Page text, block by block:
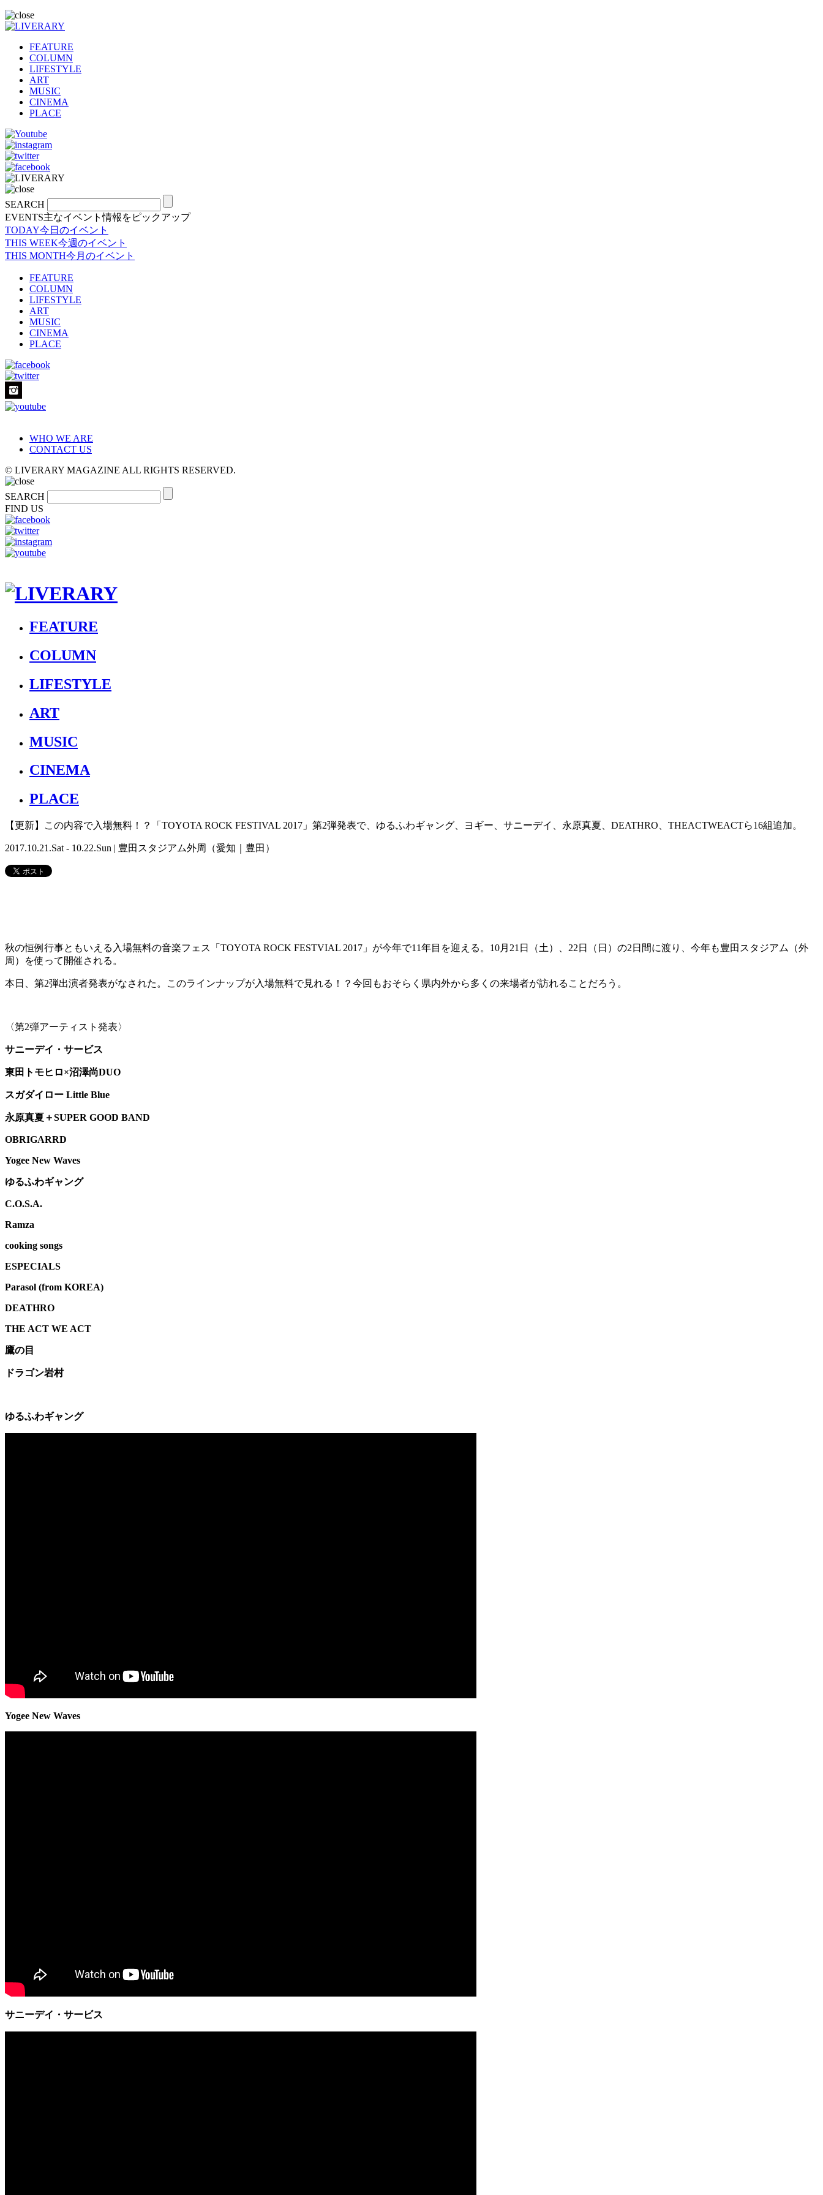
FEATURE
COLUMN
LIFESTYLE
ART
MUSIC
CINEMA
PLACE
SEARCH
EVENTS主なイベント情報をピックアップ
TODAY今日のイベント
THIS WEEK今週のイベント
THIS MONTH今月のイベント
FEATURE
COLUMN
LIFESTYLE
ART
MUSIC
CINEMA
PLACE
WHO WE ARE
CONTACT US
© LIVERARY MAGAZINE ALL RIGHTS RESERVED.
SEARCH
FIND US
FEATURE
COLUMN
LIFESTYLE
ART
MUSIC
CINEMA
PLACE
【更新】この内容で入場無料！？「TOYOTA ROCK FESTIVAL 2017」第2弾発表で、ゆるふわギャング、ヨギー、サニーデイ、永原真夏、DEATHRO、THEACTWEACTら16組追加。
2017.10.21.Sat - 10.22.Sun | 豊田スタジアム外周（愛知｜豊田）
秋の恒例行事ともいえる入場無料の音楽フェス「TOYOTA ROCK FESTVIAL 2017」が今年で11年目を迎える。10月21日（土）、22日（日）の2日間に渡り、今年も豊田スタジアム（外
周）を使って開催される。
本日、第2弾出演者発表がなされた。このラインナップが入場無料で見れる！？今回もおそらく県内外から多くの来場者が訪れることだろう。
〈第2弾アーティスト発表〉
サニーデイ・サービス
東田トモヒロ×沼澤尚DUO
スガダイロー Little Blue
永原真夏＋SUPER GOOD BAND
OBRIGARRD
Yogee New Waves
ゆるふわギャング
C.O.S.A.
Ramza
cooking songs
ESPECIALS
Parasol (from KOREA)
DEATHRO
THE ACT WE ACT
鷹の目
ドラゴン岩村
ゆるふわギャング
Yogee New Waves
サニーデイ・サービス